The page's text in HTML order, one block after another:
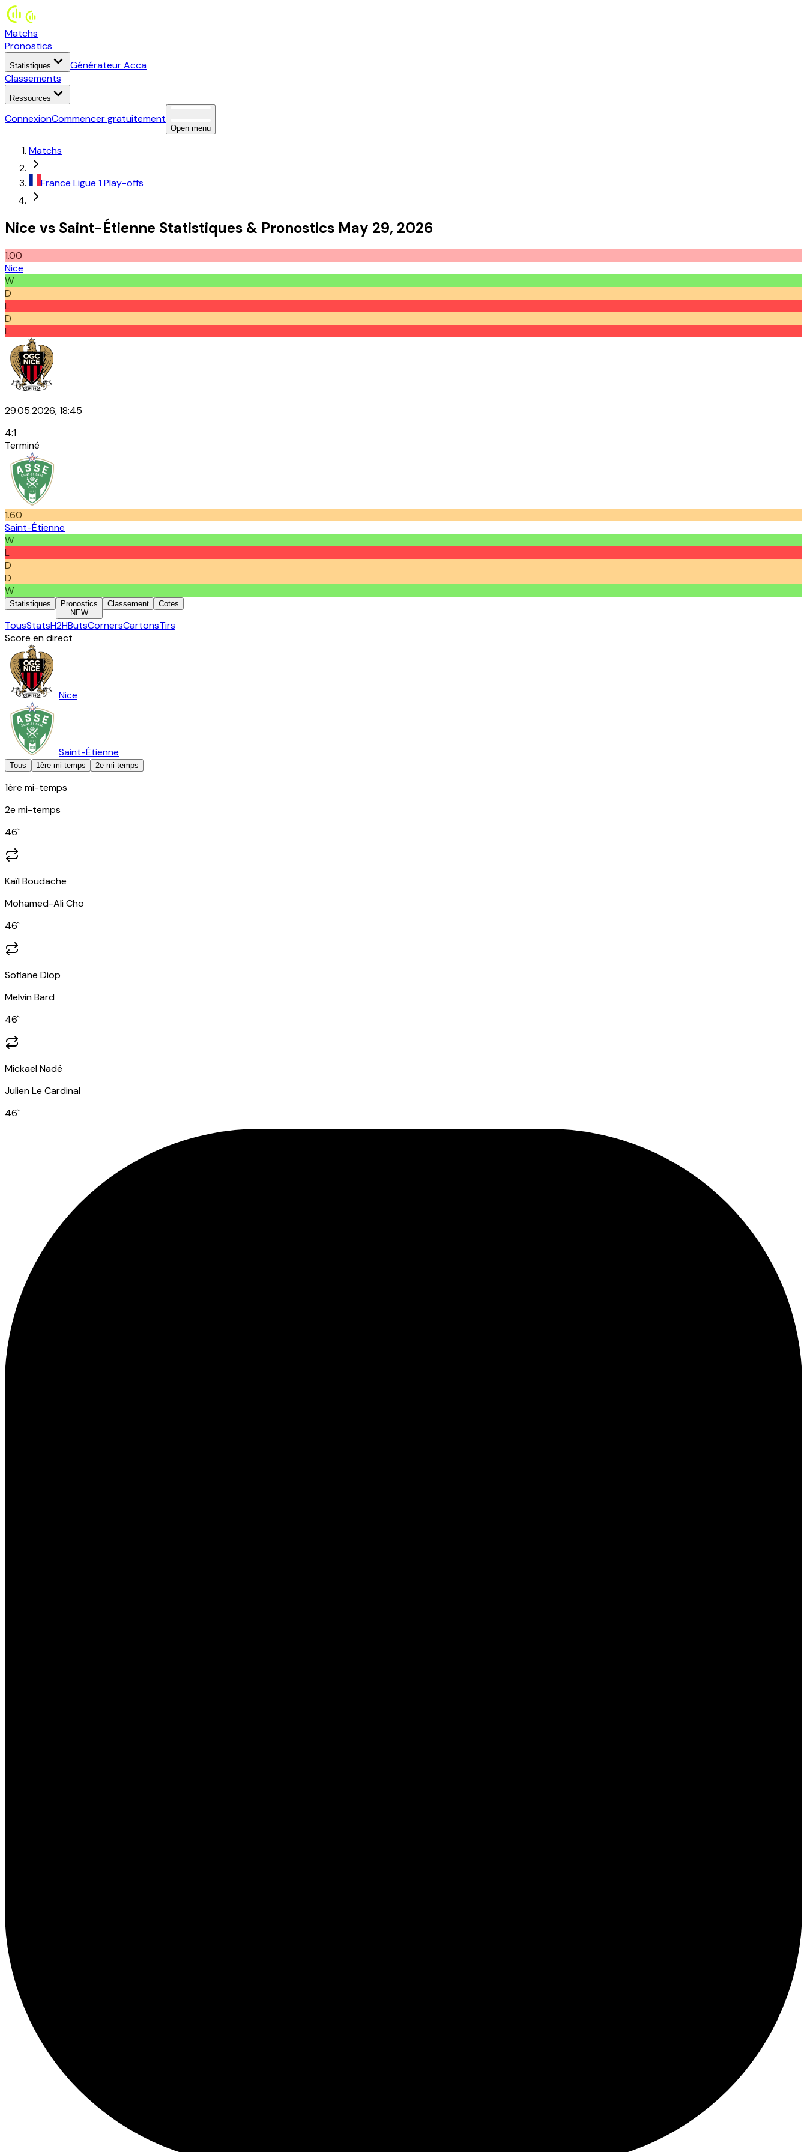
Matchs
Pronostics
Statistiques
Générateur Acca
Classements
Ressources
ConnexionCommencer gratuitement
Open menu
Matchs
France Ligue 1 Play-offs
Nice vs Saint-Étienne Statistiques & Pronostics May 29, 2026
1.00
Nice
W
D
L
D
L
29.05.2026, 18:45
4:1
Terminé
1.60
Saint-Étienne
W
L
D
D
W
Statistiques
Pronostics
NEW
Classement Cotes
TousStatsH2HButsCornersCartonsTirs
Score en direct
Nice
Saint-Étienne
Tous 1ère mi-temps 2e mi-temps
1ère mi-temps
2e mi-temps
46`
Kaïl Boudache
Mohamed-Ali Cho
46`
Sofiane Diop
Melvin Bard
46`
Mickaël Nadé
Julien Le Cardinal
46`